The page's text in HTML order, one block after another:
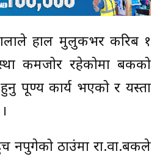
हाल मुलुकभर करिब १
कमजोर रहेकोमा बैंकको
पूण्य कार्य भएको र यस्ता
नपुगेको ठाउंमा रा.वा.बैंकले